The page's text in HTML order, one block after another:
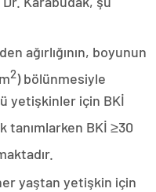
ağırlığının, boyunun
2) bölünmesiyle
yetişkinler için BKİ
tanımlarken BKİ ≥30
yaştan yetişkin için